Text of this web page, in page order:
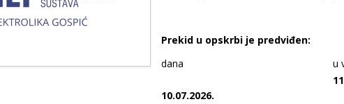
Prekid u opskrbi je predviđen:
dana
u
10.07.2026.